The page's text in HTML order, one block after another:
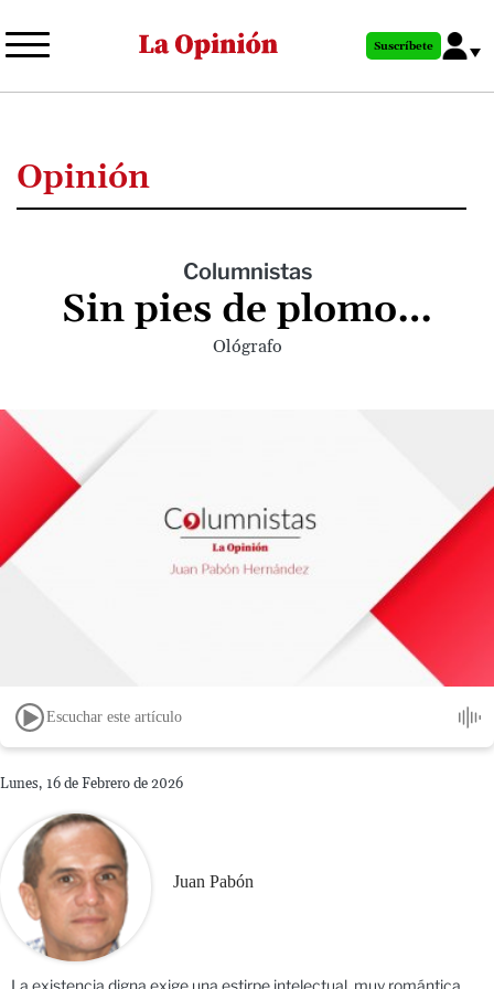
al
principal
Suscríbete
Opinión
Columnistas
Sin pies de plomo…
Ológrafo
Escuchar este artículo
Lunes, 16 de Febrero de 2026
Juan Pabón
La existencia digna exige una estirpe intelectual, muy romántica,